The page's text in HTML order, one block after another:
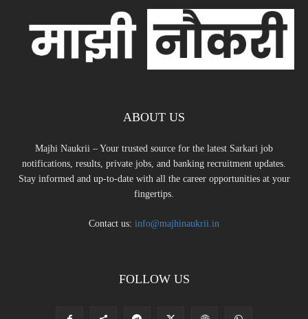
ABOUT US
Majhi Naukrii – Your trusted source for the latest Sarkari job
notifications, results, private jobs, and banking recruitment updates.
Stay informed and up-to-date with all the career opportunities at your
fingertips.
Contact us: info@majhinaukrii.in
FOLLOW US